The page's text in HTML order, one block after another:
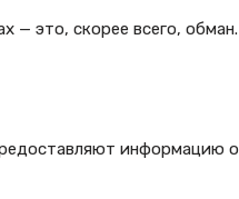
— это, скорее всего, обман.
информацию о